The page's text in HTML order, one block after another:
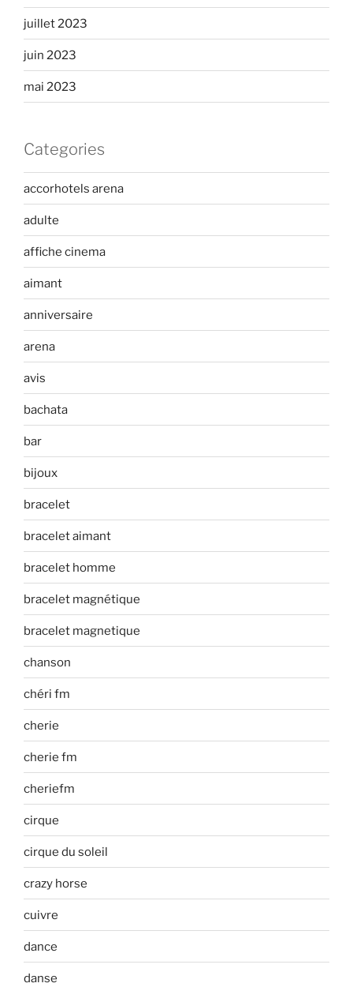
juillet 2023
juin 2023
mai 2023
Categories
accorhotels arena
adulte
affiche cinema
aimant
anniversaire
arena
avis
bachata
bar
bijoux
bracelet
bracelet aimant
bracelet homme
bracelet magnétique
bracelet magnetique
chanson
chéri fm
cherie
cherie fm
cheriefm
cirque
cirque du soleil
crazy horse
cuivre
dance
danse